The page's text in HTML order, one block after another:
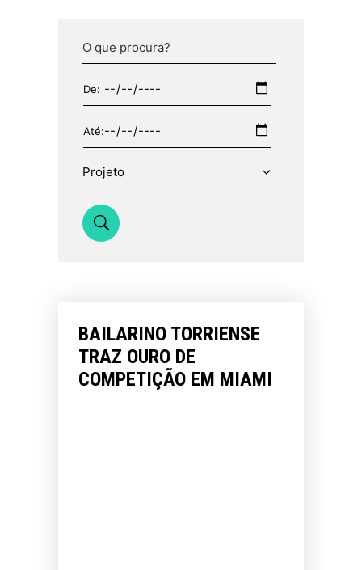
De:
Até:
BAILARINO TORRIENSE
TRAZ OURO DE
COMPETIÇÃO EM MIAMI